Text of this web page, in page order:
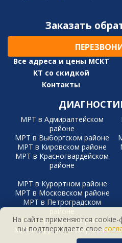
Заказать
Все адреса и цены МСКТ
КТ со скидкой
Контакты
МРТ в Адмиралтейском
районе
МРТ в Выборгском районе
МРТ в Кировском районе
МРТ в Красногвардейском
районе
МРТ в Курортном районе
МРТ в Московском районе
МРТ в Петроградском
районе
МРТ в Приморском районе
МРТ в Фрунзенском районе
На сайте применяются
вы подтверждаете свое